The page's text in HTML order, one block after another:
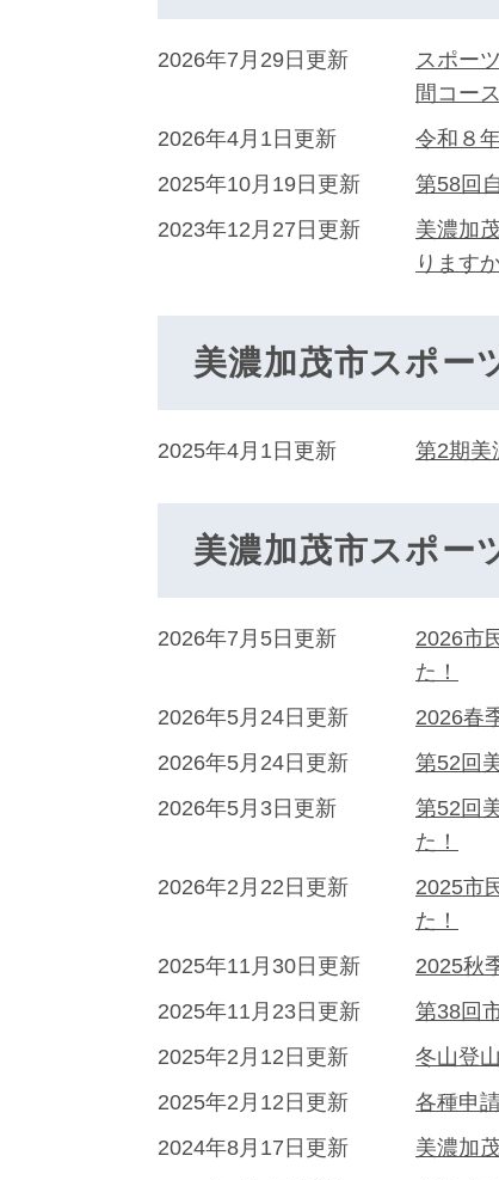
2026年7月29日更新
スポー
間コー
2026年4月1日更新
令和８
2025年10月19日更新
第58回
2023年12月27日更新
美濃加
ります
美濃加茂市スポー
2025年4月1日更新 第2期美
美濃加茂市スポー
2026年7月5日更新
2026市
た！
2026年5月24日更新
2026春
2026年5月24日更新
第52回
2026年5月3日更新
第52回
た！
2026年2月22日更新
2025市
た！
2025年11月30日更新
2025秋
2025年11月23日更新
第38回
2025年2月12日更新
冬山登
2025年2月12日更新
各種申
2024年8月17日更新
美濃加